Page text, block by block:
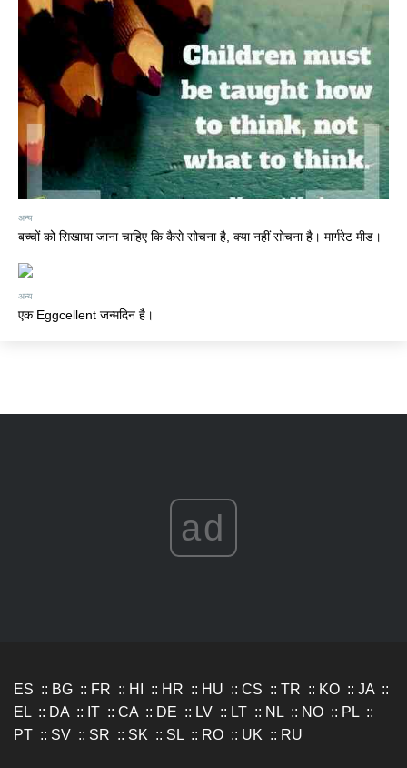
अन्य
बच्चों को सिखाया जाना चाहिए कि कैसे सोचना है, क्या नहीं सोचना है। मार्गरेट मीड।
अन्य
एक Eggcellent जन्मदिन है।
ad
ES :: BG :: FR :: HI :: HR :: HU :: CS :: TR :: KO :: JA ::
EL :: DA :: IT :: CA :: DE :: LV :: LT :: NL :: NO :: PL ::
PT :: SV :: SR :: SK :: SL :: RO :: UK :: RU